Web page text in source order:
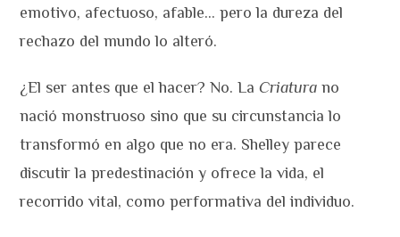
emotivo, afectuoso, afable… pero la dureza del
rechazo del mundo lo alteró.
¿El ser antes que el hacer? No. LaCriatura no
nació monstruoso sino que su circunstancia lo
transformó en algo que no era. Shelley parece
discutir la predestinación y ofrece la vida, el
recorrido vital, como performativa del individuo.